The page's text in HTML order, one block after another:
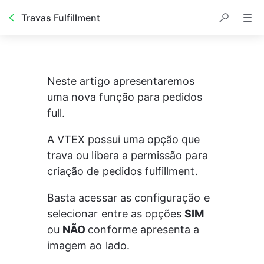
Travas Fulfillment
Neste artigo apresentaremos
uma nova função para pedidos
full.
A VTEX possui uma opção que
trava ou libera a permissão para
criação de pedidos fulfillment.
Basta acessar as configuração e
selecionar entre as opções SIM
ou NÃO conforme apresenta a
imagem ao lado.